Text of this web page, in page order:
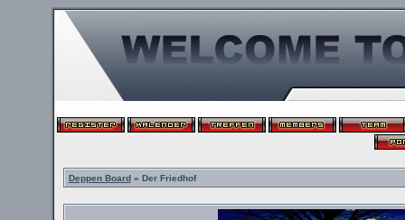
Deppen Board» Der Friedhof